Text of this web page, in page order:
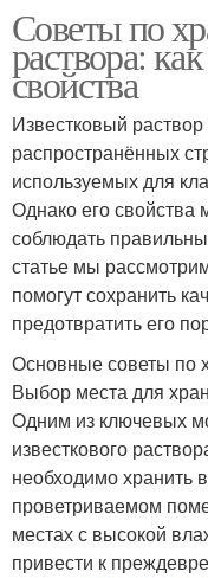
Советы по
раствора:
свойства
Известковый
распространённых
используемых для
Однако его свойства
соблюдать
статье мы
помогут сохранить
предотвратить его
Основные советы по
Выбор места для
Одним из ключевых
известкового
необходимо хранить
проветриваемом
местах с высокой
привести к